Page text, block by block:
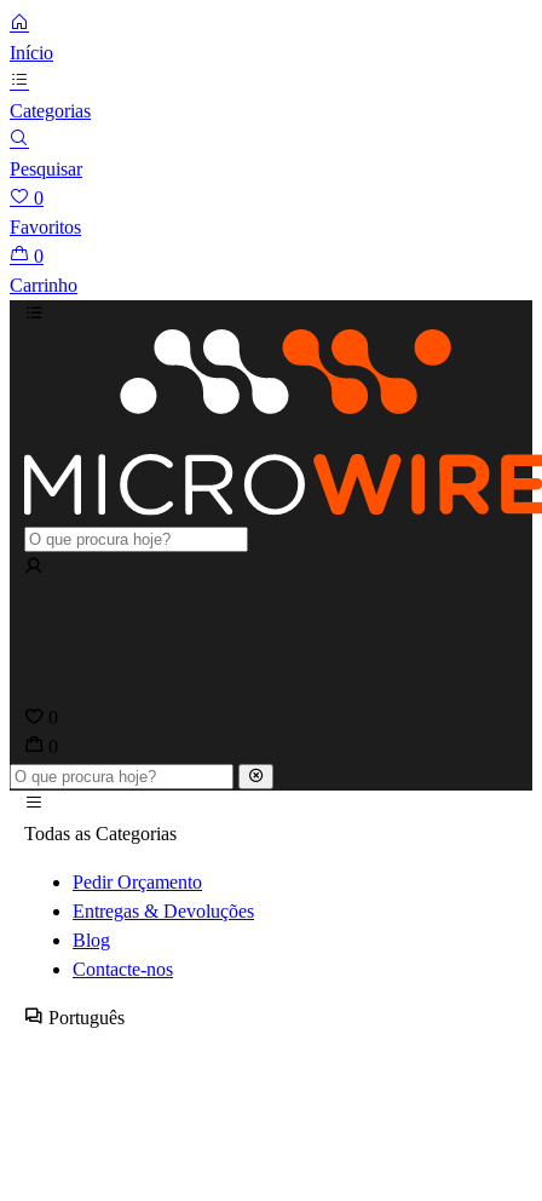
Início
Categorias
Pesquisar
0
Favoritos
0
Carrinho
0
0
Todas as Categorias
Pedir Orçamento
Entregas & Devoluções
Blog
Contacte-nos
Português